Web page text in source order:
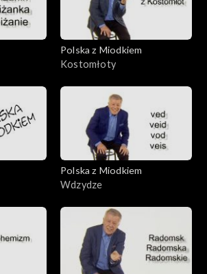
Polska z Miodkiem
Kostomłoty
Polska z Miodkiem
Wdzydze